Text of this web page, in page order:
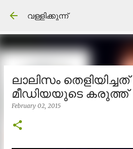
വള്ളിക്കുന്ന്
ലാലിസം
മീഡിയയുടെ കരുത്ത്
February 02, 2015